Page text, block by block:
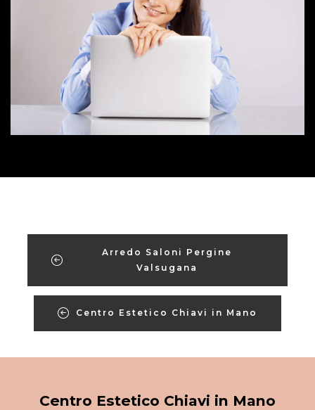
Arredo Saloni Pergine
Valsugana
Centro Estetico Chiavi in Mano
Centro Estetico Chiavi in Mano